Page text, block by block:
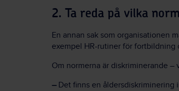
2. Ta reda på vilka
En annan sak som organisationen
exempel HR-rutiner för
Om normerna är diskriminerande
– Det finns en åldersdiskriminering